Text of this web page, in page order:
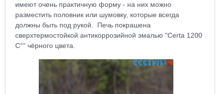
имеют очень практичную форму - на них можно
разместить половник или шумовку, которые всегда
должны быть под рукой. Печь покрашена
сверхтермостойкой антикоррозийной эмалью "Certa 1200
С°" чёрного цвета.